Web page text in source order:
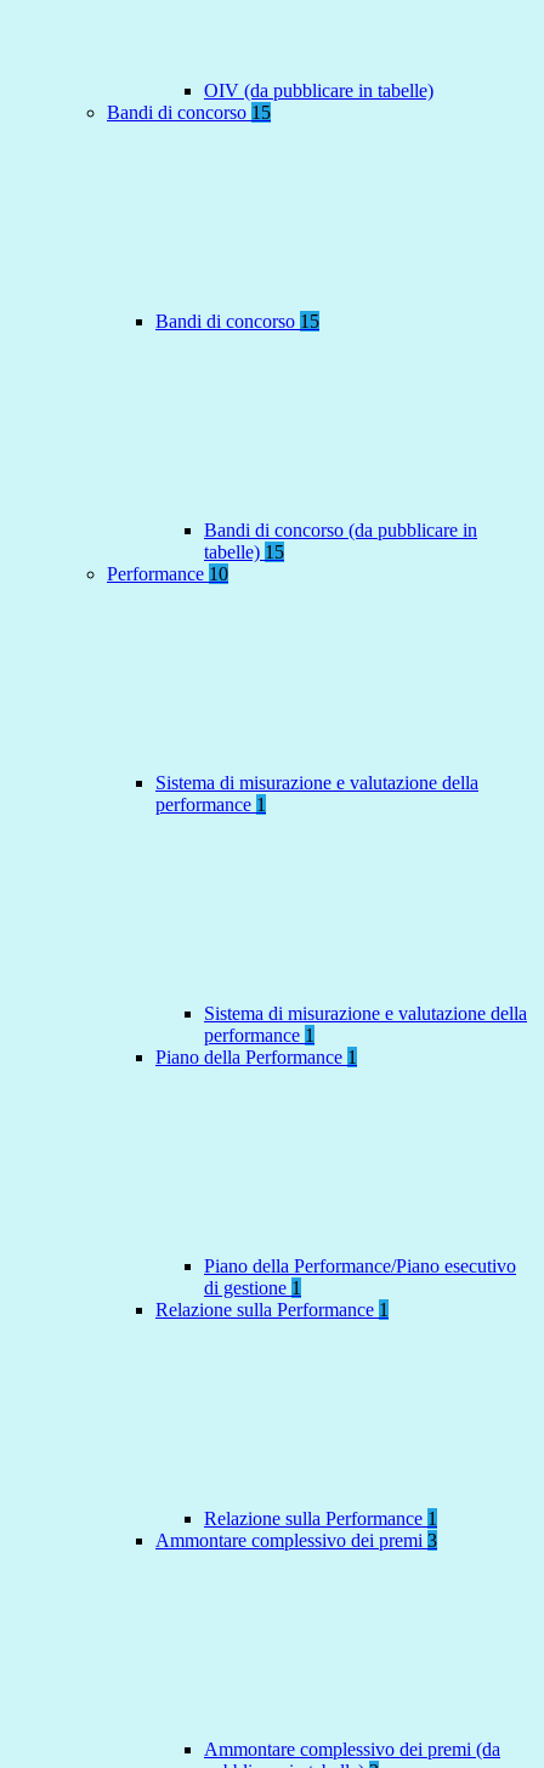
OIV (da pubblicare in tabelle)
Bandi di concorso 15
Bandi di concorso 15
Bandi di concorso (da pubblicare in
tabelle) 15
Performance 10
Sistema di misurazione e valutazione della
performance 1
Sistema di misurazione e valutazione della
performance 1
Piano della Performance 1
Piano della Performance/Piano esecutivo
di gestione 1
Relazione sulla Performance 1
Relazione sulla Performance 1
Ammontare complessivo dei premi 3
Ammontare complessivo dei premi (da